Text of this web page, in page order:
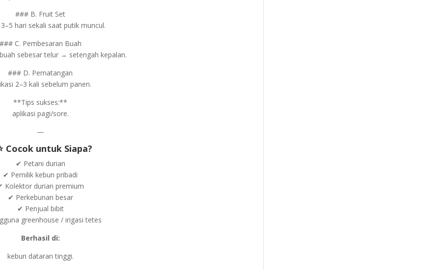
### B. Fruit Set
hari sekali saat putik muncul.
C. Pembesaran Buah
sebesar telur → setengah kepalan.
### D. Pematangan
2–3 kali sebelum panen.
**Tips sukses:**
aplikasi pagi/sore.
—
Cocok untuk Siapa?
✔ Petani durian
✔ Pemilik kebun pribadi
Kolektor durian premium
✔ Perkebunan besar
✔ Penjual bibit
greenhouse / irigasi tetes
Berhasil di:
kebun dataran tinggi.